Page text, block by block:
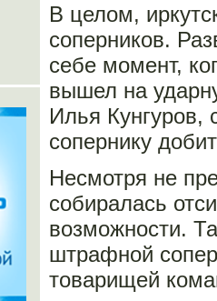
В целом,
соперников.
себе момент,
вышел на
Илья Кунгуров,
сопернику
Несмотря не
собиралась
возможности.
штрафной
товарищей